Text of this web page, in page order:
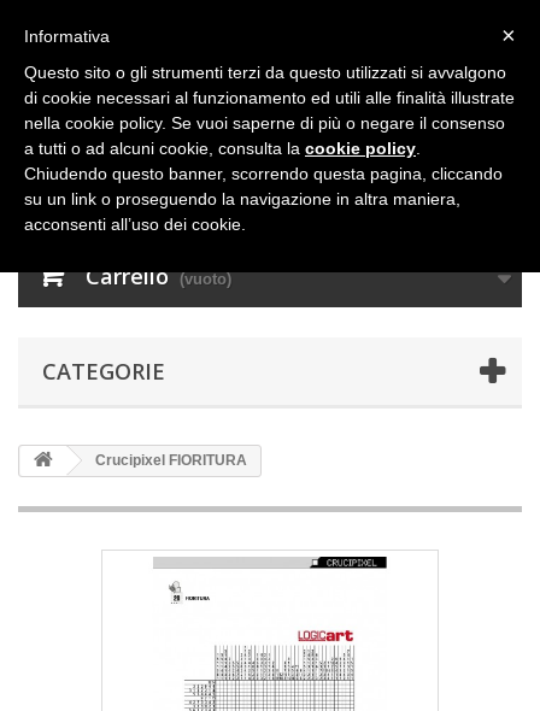
Carrello (vuoto)
CATEGORIE
Crucipixel FIORITURA
×
Informativa
Questo sito o gli strumenti terzi da questo utilizzati si avvalgono
di cookie necessari al funzionamento ed utili alle finalità illustrate
nella cookie policy. Se vuoi saperne di più o negare il consenso
a tutti o ad alcuni cookie, consulta la cookie policy
Chiudendo questo banner, scorrendo questa pagina, cliccando
su un link o proseguendo la navigazione in altra maniera,
acconsenti all’uso dei cookie.